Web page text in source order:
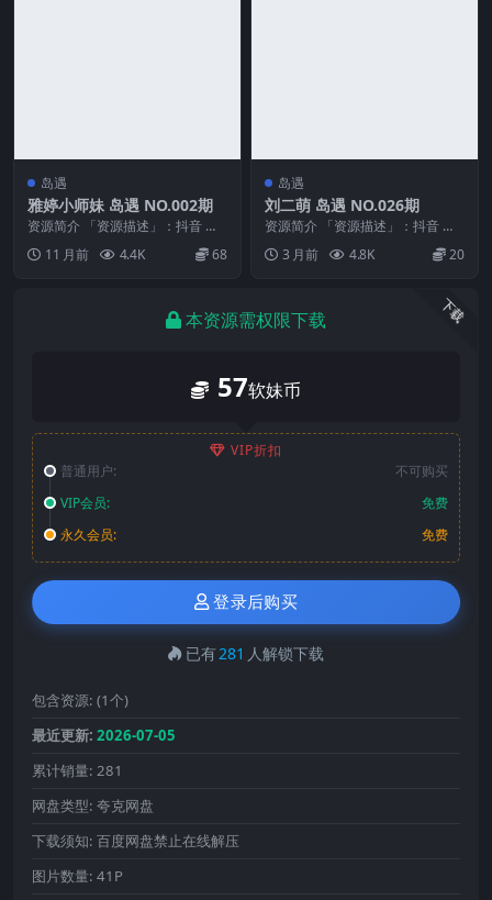
岛遇
雅婷小师妹 岛遇 NO.002期
资源简介 「资源描述」：抖音 雅
婷小师妹 岛遇 NO.002期 【4V2
P】 「...
11 月前 4.4K 68
岛遇
刘二萌 岛遇 NO.026期
资源简介 「资源描述」：抖音 刘
二萌 岛遇 NO.026期 【9P】 「资
源名称...
3 月前 4.8K 20
下载
本资源需权限下载
57软妹币
VIP折扣
普通用户:
不可购买
VIP会员:
免费
永久会员:
免费
登录后购买
已有281 人解锁下载
包含资源: (1个)
最近更新: 2026-07-05
累计销量: 281
网盘类型: 夸克网盘
下载须知: 百度网盘禁止在线解压
图片数量: 41P